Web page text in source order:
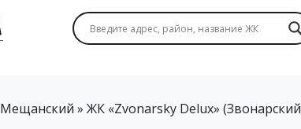
Мещанский » ЖК «Zvonarsky Delux» (Звонарский